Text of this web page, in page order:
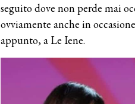
seguito dove non perde mai
ovviamente anche in
appunto, a Le Iene.